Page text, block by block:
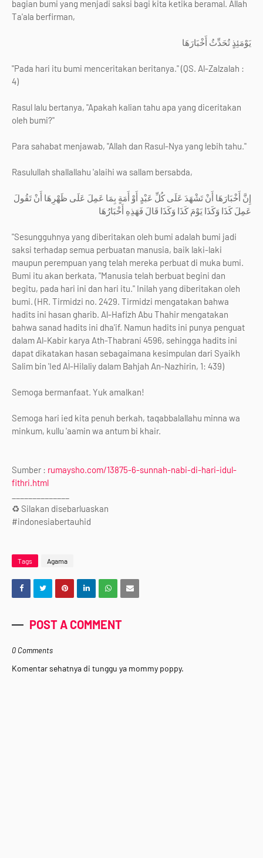
bagian bumi yang menjadi saksi bagi kita ketika beramal. Allah
Ta'ala berfirman,
يَوْمَئِذٍ تُحَدِّثُ أَخْبَارَهَا
"Pada hari itu bumi menceritakan beritanya." (QS. Al-Zalzalah :
4)
Rasul lalu bertanya, "Apakah kalian tahu apa yang diceritakan
oleh bumi?"
Para sahabat menjawab, "Allah dan Rasul-Nya yang lebih tahu."
Rasulullah shallallahu 'alaihi wa sallam bersabda,
إِنَّ أَخْبَارَهَا أَنْ تَشْهَدَ عَلَى كُلِّ عَبْدٍ أَوْ أَمَةٍ بِمَا عَمِلَ عَلَى ظَهْرِهَا أَنْ تَقُولَ
عَمِلَ كَذَا وَكَذَا يَوْمَ كَذَا وَكَذَا قَالَ فَهَذِهِ أَخْبَارُهَا
"Sesungguhnya yang diberitakan oleh bumi adalah bumi jadi
saksi terhadap semua perbuatan manusia, baik laki-laki
maupun perempuan yang telah mereka perbuat di muka bumi.
Bumi itu akan berkata, "Manusia telah berbuat begini dan
begitu, pada hari ini dan hari itu." Inilah yang diberitakan oleh
bumi. (HR. Tirmidzi no. 2429. Tirmidzi mengatakan bahwa
hadits ini hasan gharib. Al-Hafizh Abu Thahir mengatakan
bahwa sanad hadits ini dha'if. Namun hadits ini punya penguat
dalam Al-Kabir karya Ath-Thabrani 4596, sehingga hadits ini
dapat dikatakan hasan sebagaimana kesimpulan dari Syaikh
Salim bin 'Ied Al-Hilaliy dalam Bahjah An-Nazhirin, 1: 439)
Semoga bermanfaat. Yuk amalkan!
Semoga hari ied kita penuh berkah, taqabbalallahu minna wa
minkum, kullu 'aamin wa antum bi khair.
Sumber : rumaysho.com/13875-6-sunnah-nabi-di-hari-idul-
fithri.html
♻ Silakan disebarluaskan
#indonesiabertauhid
Tags Agama
POST A COMMENT
0 Comments
Komentar sehatnya di tunggu ya mommy poppy.